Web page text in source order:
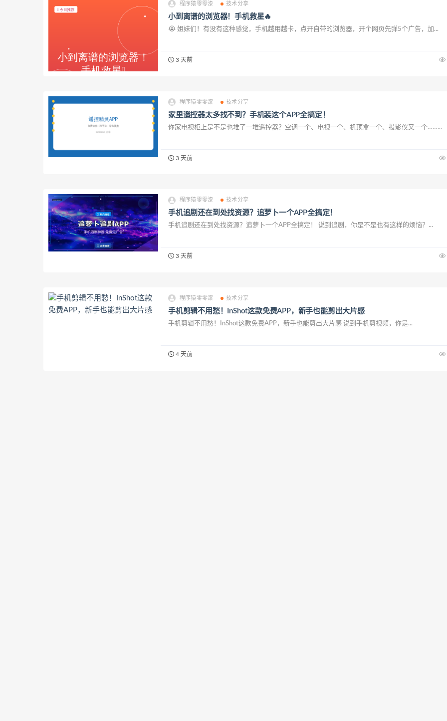
程序猿零零漆 技术分享
小到离谱的浏览器！手机救星🔥
😭 姐妹们！有没有这种感觉，手机越用越卡，点开自带的浏览器，开个网页先弹5个广告，加...
3 天前
程序猿零零漆 技术分享
家里遥控器太多找不到？手机装这个APP全搞定！
你家电视柜上是不是也堆了一堆遥控器？空调一个、电视一个、机顶盒一个、投影仪又一个……...
3 天前
程序猿零零漆 技术分享
手机追剧还在到处找资源？追萝卜一个APP全搞定！
手机追剧还在到处找资源？追萝卜一个APP全搞定！ 说到追剧，你是不是也有这样的烦恼？...
3 天前
程序猿零零漆 技术分享
手机剪辑不用愁！InShot这款免费APP，新手也能剪出大片感
手机剪辑不用愁！InShot这款免费APP，新手也能剪出大片感 说到手机剪视频，你是...
4 天前